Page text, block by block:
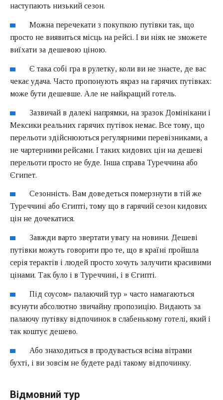
наступають низький сезон.
Можна перечекати з покупкою путівки так, що
просто не виявиться місць на рейсі. І ви ніяк не зможете
виїхати за дешевою ціною.
Є така собі гра в рулетку, коли ви не знаєте, де вас
чекає удача. Часто пропонують якраз на гарячих путівках:
може бути дешевше. Але не найкращий готель.
Зазвичай в далекі напрямки, на зразок Домінікани і
Мексики реальних гарячих путівок немає. Все тому, що
перельоти здійснюються регулярними перевізниками, а
не чартерними рейсами. І таких кидових цін на дешеві
перельоти просто не буде. Інша справа Туреччина або
Єгипет.
Сезонність. Вам доведеться померзнути в тій же
Туреччині або Єгипті, тому що в гарячий сезон кидових
цін не дочекатися.
Завжди варто звертати увагу на новини. Дешеві
путівки можуть говорити про те, що в країні пройшла
серія терактів і людей просто хочуть залучити красивими
цінами. Так було і в Туреччині, і в Єгипті.
Під соусом» палаючий тур » часто намагаються
всунути абсолютно звичайну пропозицію. Видають за
палаючу путівку відпочинок в слабенькому готелі, який і
так коштує дешево.
Або знаходиться в продувається всіма вітрами
бухті, і ви зовсім не будете раді такому відпочинку.
Відмовний тур